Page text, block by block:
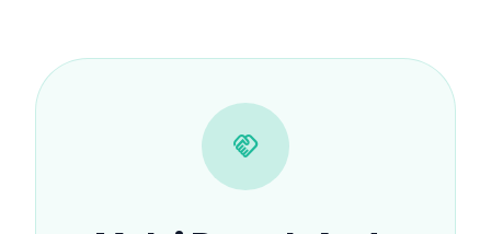
handshake